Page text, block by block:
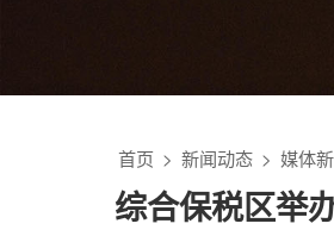
首页 > 新闻动态 > 媒体
综合保税区举